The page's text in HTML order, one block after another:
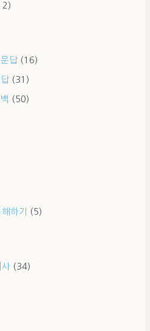
답(16)
(31)
(50)
하기 (5)
(34)